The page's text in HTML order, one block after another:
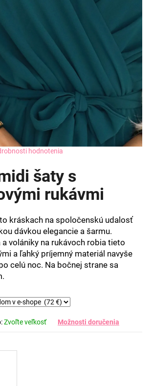
hodnotenia
šaty s
rukávmi
kráskach na spoločenskú udalosť
dávkou elegancie a šarmu.
a volániky na rukávoch robia tieto
a ľahký príjemný materiál navyše
celú noc. Na bočnej strane sa
Zvoľte veľkosť Možnosti doručenia